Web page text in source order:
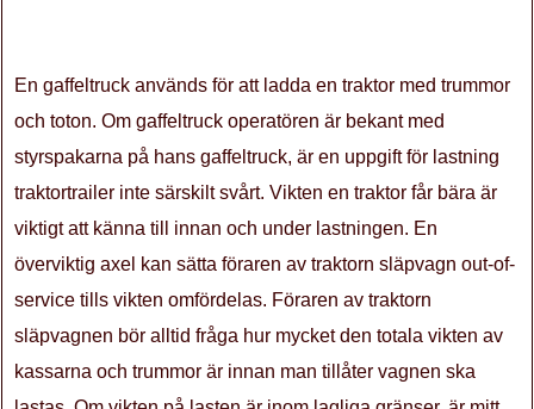
En gaffeltruck används för att ladda en traktor med trummor
och toton. Om gaffeltruck operatören är bekant med
styrspakarna på hans gaffeltruck, är en uppgift för lastning
traktortrailer inte särskilt svårt. Vikten en traktor får bära är
viktigt att känna till innan och under lastningen. En
överviktig axel kan sätta föraren av traktorn släpvagn out-of-
service tills vikten omfördelas. Föraren av traktorn
släpvagnen bör alltid fråga hur mycket den totala vikten av
kassarna och trummor är innan man tillåter vagnen ska